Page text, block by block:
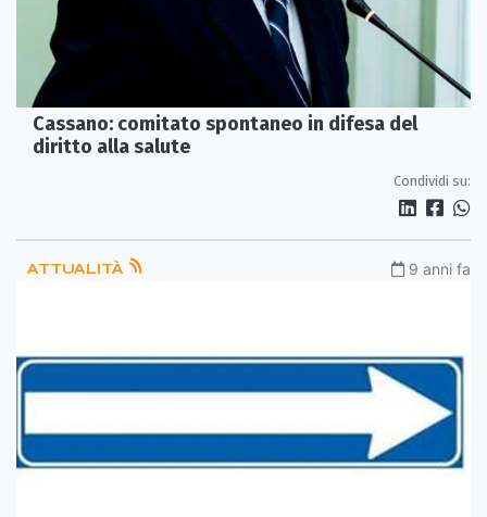
Cassano: comitato spontaneo in difesa del
diritto alla salute
Condividi su:
ATTUALITÀ 9 anni fa